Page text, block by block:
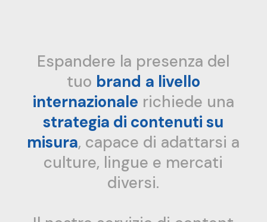
Espandere la presenza del
tuo brand a livello
internazionale richiede una
strategia di contenuti su
misura, capace di adattarsi a
culture, lingue e mercati
diversi.